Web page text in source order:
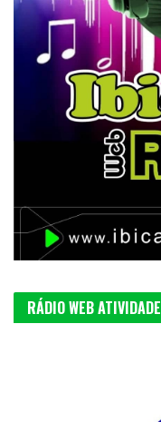
RÁDIO WEB ATIVIDADE